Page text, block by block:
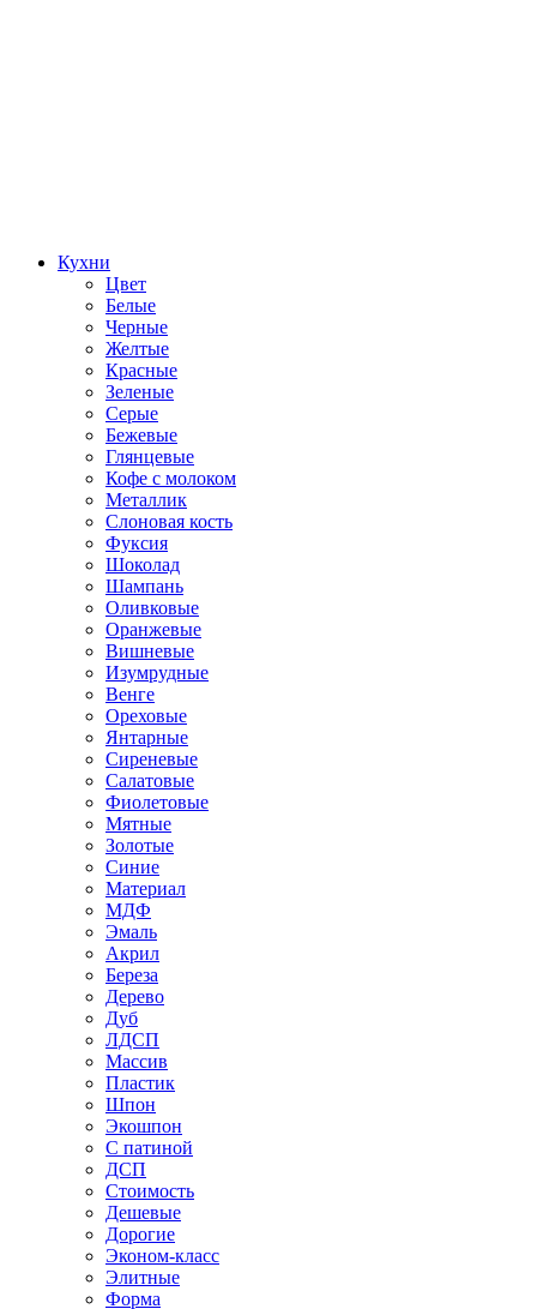
Кухни
Цвет
Белые
Черные
Желтые
Красные
Зеленые
Серые
Бежевые
Глянцевые
Кофе с молоком
Металлик
Слоновая кость
Фуксия
Шоколад
Шампань
Оливковые
Оранжевые
Вишневые
Изумрудные
Венге
Ореховые
Янтарные
Сиреневые
Салатовые
Фиолетовые
Мятные
Золотые
Синие
Материал
МДФ
Эмаль
Акрил
Береза
Дерево
Дуб
ЛДСП
Массив
Пластик
Шпон
Экошпон
С патиной
ДСП
Стоимость
Дешевые
Дорогие
Эконом-класс
Элитные
Форма